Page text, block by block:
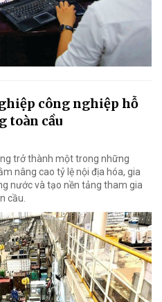
công nghiệp hỗ
toàn cầu
trở thành một trong những
nâng cao tỷ lệ nội địa hóa, gia
nước và tạo nền tảng tham gia
cầu.